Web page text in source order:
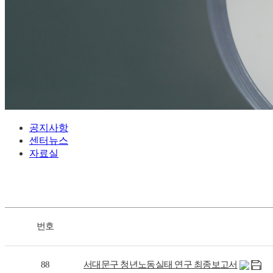
공지사항
센터뉴스
자료실
번호
88 서대문구 청년노동실태 연구 최종보고서